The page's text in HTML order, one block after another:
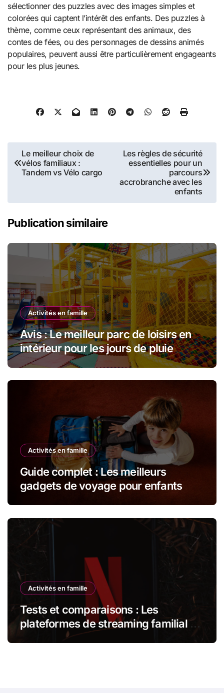
sélectionner des puzzles avec des images simples et
colorées qui captent l’intérêt des enfants. Des puzzles à
thème, comme ceux représentant des animaux, des
contes de fées, ou des personnages de dessins animés
populaires, peuvent aussi être particulièrement engageants
pour les plus jeunes.
Navigation
de
Le meilleur choix de
vélos familiaux :
Tandem vs Vélo cargo
Les règles de sécurité
essentielles pour un
parcours
accrobranche avec les
enfants
Publication similaire
Activités en famille
Avis : Le meilleur parc de loisirs en
intérieur pour les jours de pluie
Activités en famille
Guide complet : Les meilleurs
gadgets de voyage pour enfants
Activités en famille
Tests et comparaisons : Les
plateformes de streaming familial –
Netflix Kids vs Disney+